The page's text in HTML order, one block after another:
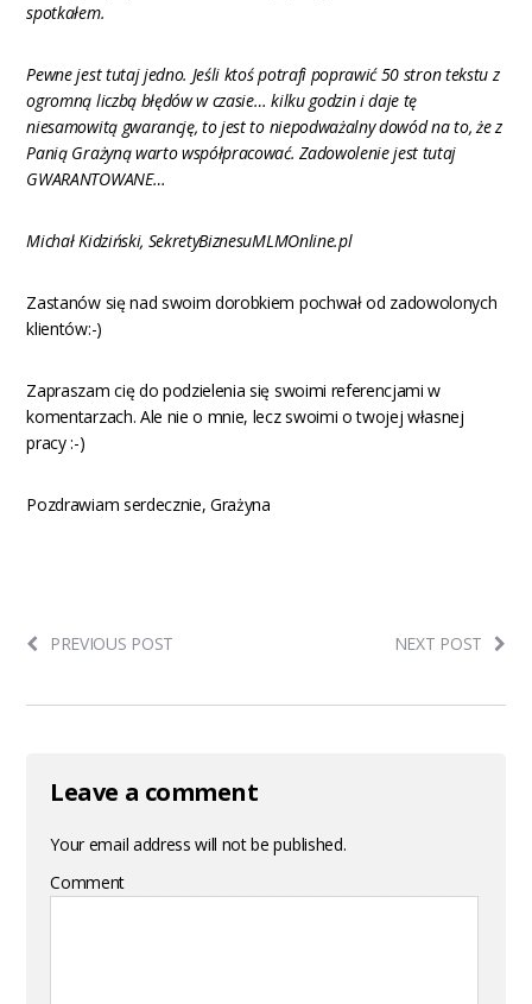
spotkałem.
Pewne jest tutaj jedno. Jeśli ktoś potrafi poprawić 50 stron tekstu z
ogromną liczbą błędów w czasie… kilku godzin i daje tę
niesamowitą gwarancję, to jest to niepodważalny dowód na to, że z
Panią Grażyną warto współpracować. Zadowolenie jest tutaj
GWARANTOWANE…
Michał Kidziński, SekretyBiznesuMLMOnline.pl
Zastanów się nad swoim dorobkiem pochwał od zadowolonych
klientów:-)
Zapraszam cię do podzielenia się swoimi referencjami w
komentarzach. Ale nie o mnie, lecz swoimi o twojej własnej
pracy :-)
Pozdrawiam serdecznie, Grażyna
PREVIOUS POST NEXT POST
Leave a comment
Your email address will not be published.
Comment